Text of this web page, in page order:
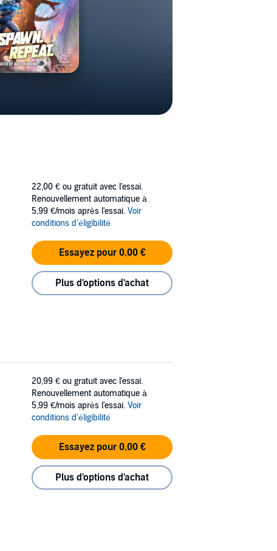
22,00 € ou gratuit avec l'essai.
Renouvellement automatique à
5,99 €/mois après l'essai. Voir
conditions d'éligibilité
Essayez pour 0,00 €
Plus d'options d'achat
20,99 € ou gratuit avec l'essai.
Renouvellement automatique à
5,99 €/mois après l'essai. Voir
conditions d'éligibilité
Essayez pour 0,00 €
Plus d'options d'achat